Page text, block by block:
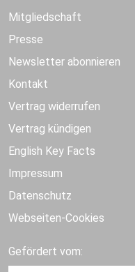
Mitgliedschaft
Presse
Newsletter abonnieren
Kontakt
Vertrag widerrufen
Vertrag kündigen
English Key Facts
Impressum
Datenschutz
Webseiten-Cookies
Gefördert vom: